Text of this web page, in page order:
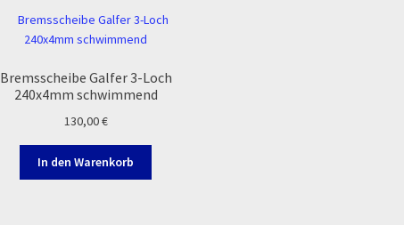
Zahlung & VersandZahlungsarten
Bremsscheibe Galfer 3-Loch
240x4mm schwimmend
130,00€
In den Warenkorb